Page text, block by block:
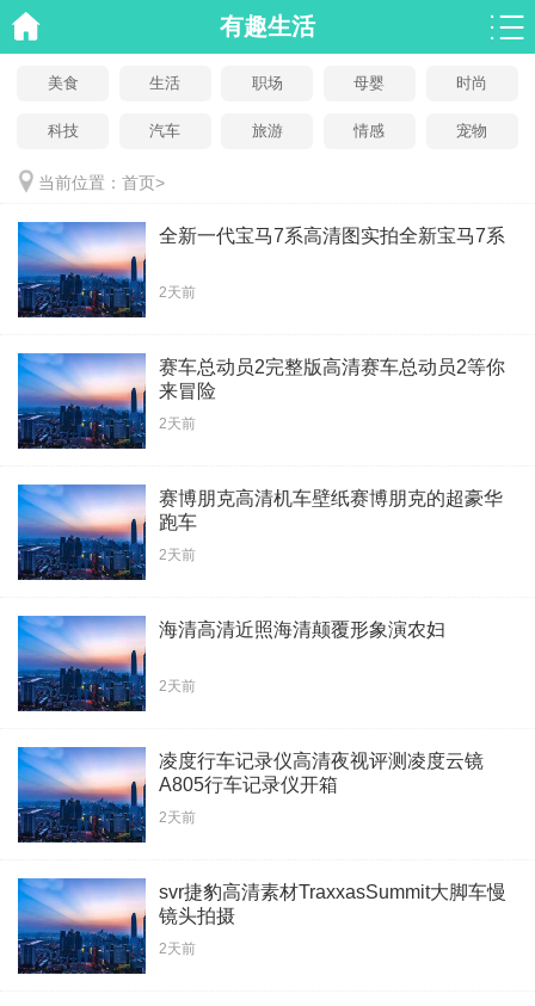
有趣生活
美食 生活 职场 母婴 时尚
科技 汽车 旅游 情感 宠物
当前位置： 首页>
全新一代宝马7系高清图实拍全新宝马7系
2天前
赛车总动员2完整版高清赛车总动员2等你
来冒险
2天前
赛博朋克高清机车壁纸赛博朋克的超豪华
跑车
2天前
海清高清近照海清颠覆形象演农妇
2天前
凌度行车记录仪高清夜视评测凌度云镜
A805行车记录仪开箱
2天前
svr捷豹高清素材TraxxasSummit大脚车慢
镜头拍摄
2天前